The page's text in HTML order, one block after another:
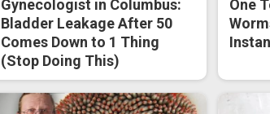
Gynecologist in Columbus:
Bladder Leakage After 50
Comes Down to 1 Thing
(Stop Doing This)
One